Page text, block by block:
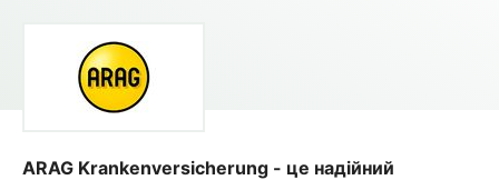
ARAG Krankenversicherung - це надійний